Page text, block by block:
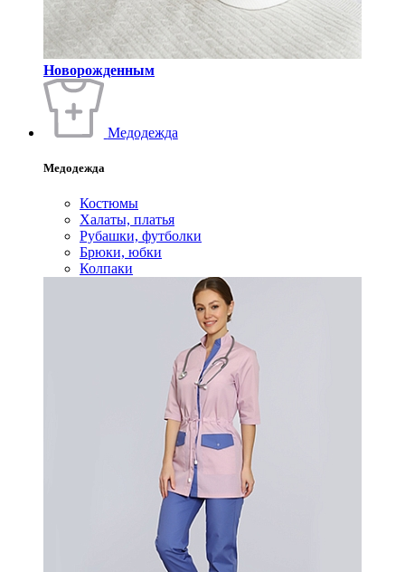
Новорожденным
Медодежда
Медодежда
Костюмы
Халаты, платья
Рубашки, футболки
Брюки, юбки
Колпаки